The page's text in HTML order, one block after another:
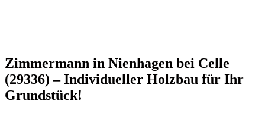
Zimmermann in Nienhagen bei Celle
(29336) – Individueller Holzbau für Ihr
Grundstück!